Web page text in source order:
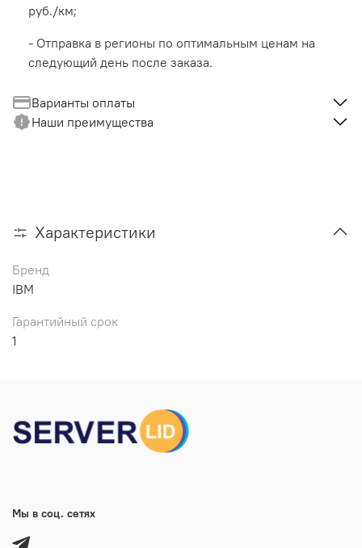
руб./км;
- Отправка в регионы по оптимальным ценам на
следующий день после заказа.
Варианты оплаты
Наши преимущества
Характеристики
Бренд
IBM
Гарантийный срок
1
Мы в соц. сетях